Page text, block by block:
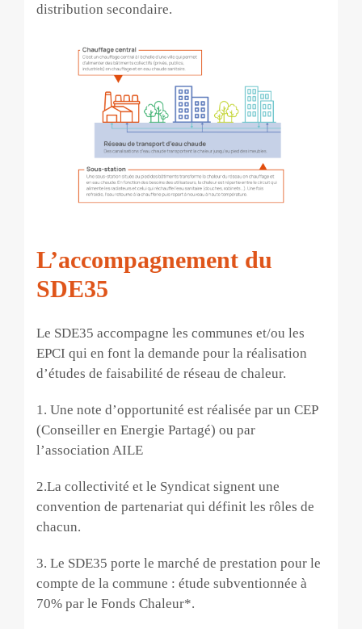
distribution secondaire.
L’accompagnement du
SDE35
Le SDE35 accompagne les communes et/ou les
EPCI qui en font la demande pour la réalisation
d’études de faisabilité de réseau de chaleur.
1. Une note d’opportunité est réalisée par un CEP
(Conseiller en Energie Partagé) ou par
l’association AILE
2.La collectivité et le Syndicat signent une
convention de partenariat qui définit les rôles de
chacun.
3. Le SDE35 porte le marché de prestation pour le
compte de la commune : étude subventionnée à
70% par le Fonds Chaleur*.